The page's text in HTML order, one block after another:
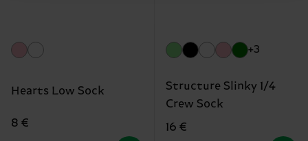
Hearts Low Sock
8 €
+3
Structure Slinky 1/4
Crew Sock
16 €